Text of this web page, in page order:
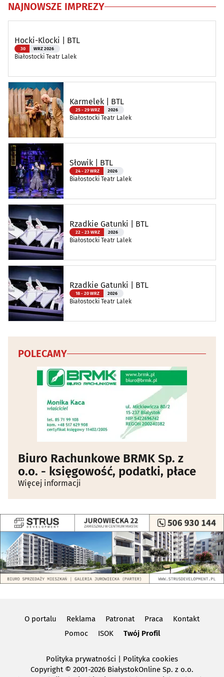
NAJNOWSZE IMPREZY
Hocki-Klocki | BTL
30 WRZ 2026
Białostocki Teatr Lalek
Karmelek | BTL
25 - 29 WRZ 2026
Białostocki Teatr Lalek
Słowik | BTL
24 - 27 WRZ 2026
Białostocki Teatr Lalek
Rzadkie Gatunki | BTL
22 - 23 WRZ 2026
Białostocki Teatr Lalek
Rzadkie Gatunki | BTL
18 - 20 WRZ 2026
Białostocki Teatr Lalek
POLECAMY
Biuro Rachunkowe BRMK Sp. z
o.o. - księgowość, podatki, płace
Więcej informacji
O portalu Reklama Patronat Praca
Kontakt
Pomoc
ISOK Twój Profil
Polityka prywatności | Polityka cookies
Copyright © 2001-2026 BiałystokOnline Sp. z o.o.